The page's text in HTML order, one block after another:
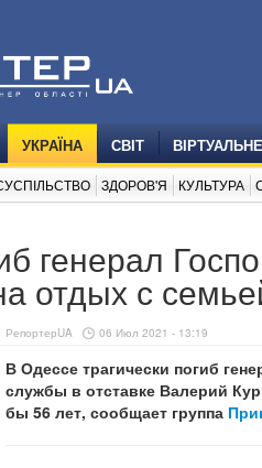
УКРАЇНА СВІТ
ЗДОРОВ'Я КУЛЬТУРА
генерал
отдых с
РепортерUA 06 Июл 2021 - 13:19
В Одессе трагически погиб
службы в отставке Валерий
бы 56 лет, сообщает группа